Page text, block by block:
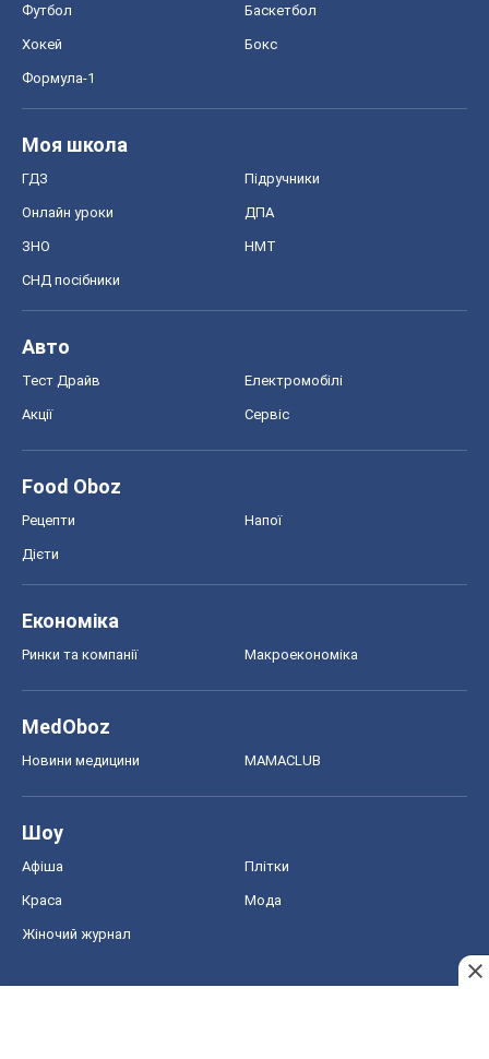
Футбол Баскетбол
Хокей Бокс
Формула-1
Моя школа
ГДЗ Підручники
Онлайн уроки ДПА
ЗНО НМТ
СНД посібники
Авто
Тест Драйв Електромобілі
Акції Сервіс
Food Oboz
Рецепти Напої
Дієти
Економіка
Ринки та компанії Макроекономіка
MedOboz
Новини медицини MAMACLUB
Шоу
Афіша Плітки
Краса Мода
Жіночий журнал